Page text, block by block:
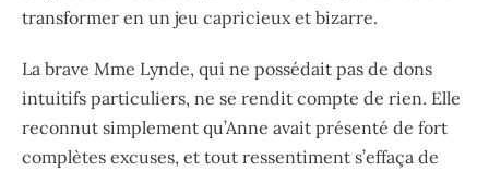
transformer en un jeu capricieux et bizarre.
La brave Mme Lynde, qui ne possédait pas de dons
intuitifs particuliers, ne se rendit compte de rien. Elle
reconnut simplement qu’Anne avait présenté de fort
complètes excuses, et tout ressentiment s’effaça de